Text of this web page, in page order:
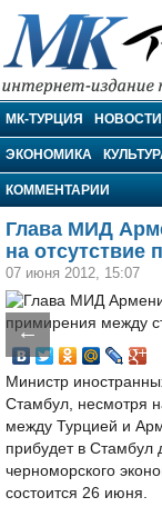
МК-Турция
МК-ТУРЦИЯ НОВОСТИ
ЭКОНОМИКА
КОММЕНТАРИИ
Глава МИД
на отсутствие
07 июня 2012, 15:07
←
Министр
Стамбул, несмотря
между Турцией и
прибудет в Стамбул
черноморского
состоится 26 июня.